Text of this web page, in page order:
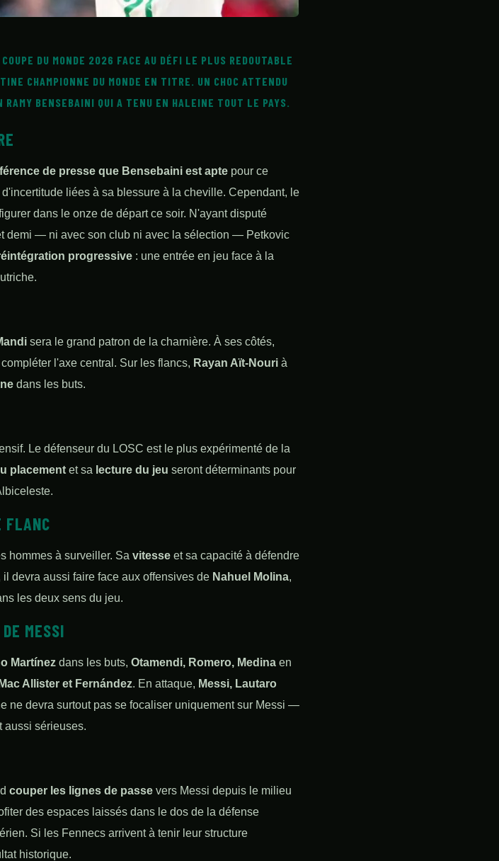
DU MONDE 2026 FACE AU DÉFI LE PLUS REDOUTABLE
CHAMPIONNE DU MONDE EN TITRE. UN CHOC ATTENDU
RAMY BENSEBAINI QUI A TENU EN HALEINE TOUT LE PAYS.
de presse que Bensebaini est apte pour ce
liées à sa blessure à la cheville. Cependant, le
dans le onze de départ ce soir. N'ayant disputé
demi — ni avec son club ni avec la sélection — Petkovic
progressive : une entrée en jeu face à la
sera le grand patron de la charnière. À ses côtés,
l'axe central. Sur les flancs, Rayan Aït-Nouri à
dans les buts.
Le défenseur du LOSC est le plus expérimenté de la
placement et sa lecture du jeu seront déterminants pour
FLANC
hommes à surveiller. Sa vitesse et sa capacité à défendre
devra aussi faire face aux offensives de Nahuel Molina,
les deux sens du jeu.
MESSI
Martínez dans les buts, Otamendi, Romero, Medina en
Allister et Fernández. En attaque, Messi, Lautaro
ne devra surtout pas se focaliser uniquement sur Messi —
aussi sérieuses.
couper les lignes de passe vers Messi depuis le milieu
des espaces laissés dans le dos de la défense
Si les Fennecs arrivent à tenir leur structure
historique.